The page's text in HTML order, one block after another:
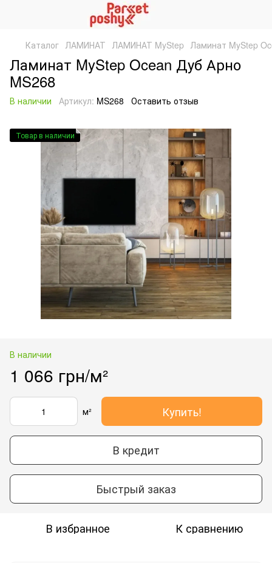
Каталог ЛАМИНАТ ЛАМИНАТ MyStep Ламинат MyStep
Ламинат MyStep Ocean Дуб Арно
MS268
В наличии Артикул: MS268 Оставить отзыв
Товар в наличии
В наличии
1 066 грн/м²
м² Купить!
В кредит
Быстрый заказ
В избранное К сравнению